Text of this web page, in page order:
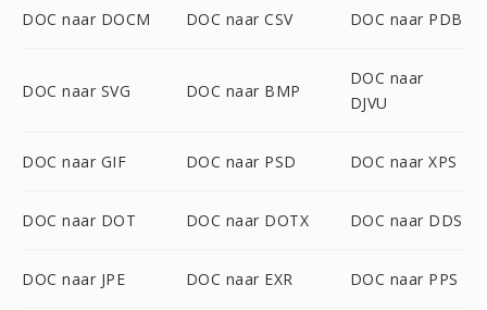
DOC naar DOCM DOC naar CSV DOC naar PDB
DOC naar SVG DOC naar BMP
DOC naar
DJVU
DOC naar GIF DOC naar PSD DOC naar XPS
DOC naar DOT DOC naar DOTX DOC naar DDS
DOC naar JPE DOC naar EXR DOC naar PPS